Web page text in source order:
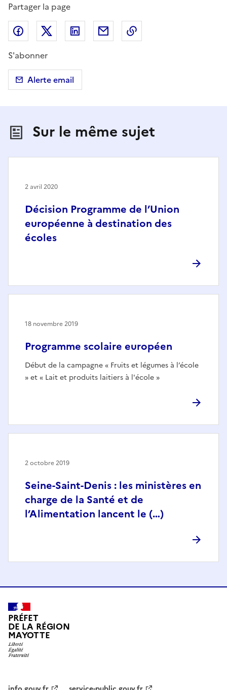
Partager la page
Partager sur Facebook
Partager sur X (anciennement Twitter)
Partager sur LinkedIn
Partager par email
S'abonner
Alerte email
Sur le même sujet
Décision Programme de l’Union
européenne à destination des
écoles
2 avril 2020
Programme scolaire européen
Début de la campagne « Fruits et légumes à l’école
» et « Lait et produits laitiers à l'école »
18 novembre 2019
Seine-Saint-Denis : les ministères en
charge de la Santé et de
l’Alimentation lancent le (…)
2 octobre 2019
PRÉFET
DE LA RÉGION
MAYOTTE